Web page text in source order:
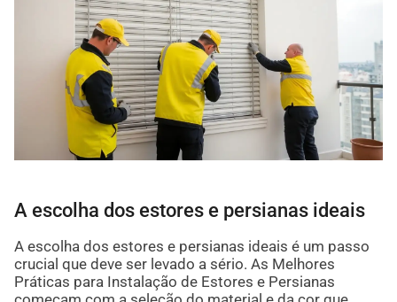
A escolha dos estores e persianas ideais
A escolha dos estores e persianas ideais é um passo
crucial que deve ser levado a sério. As Melhores
Práticas para Instalação de Estores e Persianas